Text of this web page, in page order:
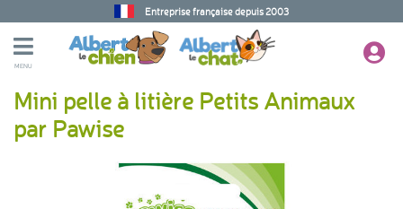
Entreprise française depuis 2003
MENU
Mini pelle à litière Petits Animaux
par Pawise